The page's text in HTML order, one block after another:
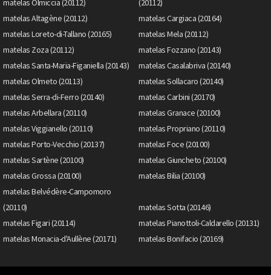
matelas Olmiccia (20112)
(20112)
matelas Altagène (20112)
matelas Cargiaca (20164)
matelas Loreto-di-Tallano (20165)
matelas Mela (20112)
matelas Zoza (20112)
matelas Fozzano (20143)
matelas Santa-Maria-Figaniella (20143)
matelas Casalabriva (20140)
matelas Olmeto (20113)
matelas Sollacaro (20140)
matelas Serra-di-Ferro (20140)
matelas Carbini (20170)
matelas Arbellara (20110)
matelas Granace (20100)
matelas Viggianello (20110)
matelas Propriano (20110)
matelas Porto-Vecchio (20137)
matelas Foce (20100)
matelas Sartène (20100)
matelas Giuncheto (20100)
matelas Grossa (20100)
matelas Bilia (20100)
matelas Belvédère-Campomoro
(20110)
matelas Sotta (20146)
matelas Figari (20114)
matelas Pianottoli-Caldarello (20131)
matelas Monacia-d'Aullène (20171)
matelas Bonifacio (20169)